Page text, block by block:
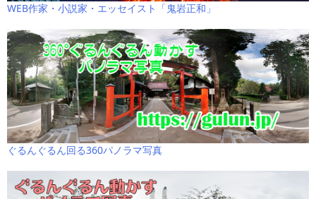
WEB作家・小説家・エッセイスト「鬼岩正和」
ぐるんぐるん回る360パノラマ写真